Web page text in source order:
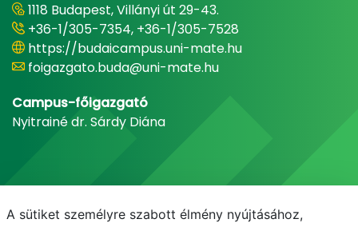
1118 Budapest, Villányi út 29-43.
+36-1/305-7354, +36-1/305-7528
https://budaicampus.uni-mate.hu
foigazgato.buda@uni-mate.hu
Campus-főigazgató
Nyitrainé dr. Sárdy Diána
A sütiket személyre szabott élmény nyújtásához,